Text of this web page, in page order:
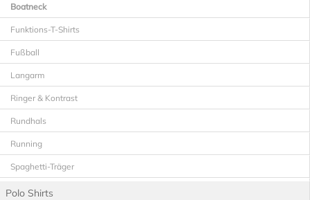
Boatneck
Funktions-T-Shirts
Fußball
Langarm
Ringer & Kontrast
Rundhals
Running
Spaghetti-Träger
T-Shirts
Polo Shirts